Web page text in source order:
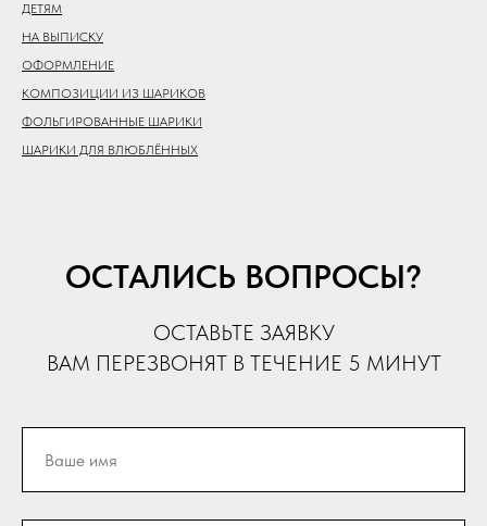
ДЕТЯМ
НА ВЫПИСКУ
ОФОРМЛЕНИЕ
КОМПОЗИЦИИ ИЗ ШАРИКОВ
ФОЛЬГИРОВАННЫЕ ШАРИКИ
ШАРИКИ ДЛЯ ВЛЮБЛЁННЫХ
ОСТАЛИСЬ ВОПРОСЫ?
ОСТАВЬТЕ ЗАЯВКУ
ВАМ ПЕРЕЗВОНЯТ В ТЕЧЕНИЕ 5 МИНУТ